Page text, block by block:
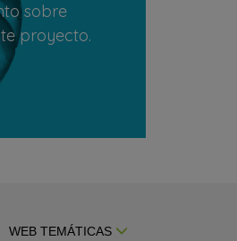
sobre
proyecto.
WEB TEMÁTICAS